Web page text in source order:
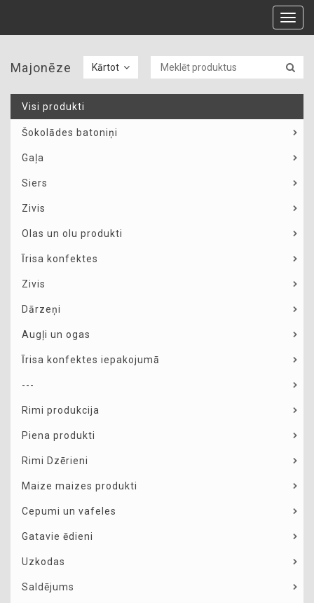
Majonēze Kārtot
Visi produkti
Šokolādes batoniņi
Gaļa
Siers
Zivis
Olas un olu produkti
Īrisa konfektes
Zivis
Dārzeņi
Augļi un ogas
Īrisa konfektes iepakojumā
---
Rimi produkcija
Piena produkti
Rimi Dzērieni
Maize maizes produkti
Cepumi un vafeles
Gatavie ēdieni
Uzkodas
Saldējums